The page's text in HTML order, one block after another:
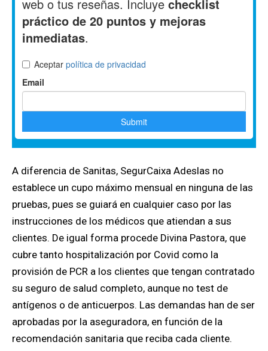
A diferencia de Sanitas, SegurCaixa Adeslas no
establece un cupo máximo mensual en ninguna de las
pruebas, pues se guiará en cualquier caso por las
instrucciones de los médicos que atiendan a sus
clientes. De igual forma procede Divina Pastora, que
cubre tanto hospitalización por Covid como la
provisión de PCR a los clientes que tengan contratado
su seguro de salud completo, aunque no test de
antígenos o de anticuerpos. Las demandas han de ser
aprobadas por la aseguradora, en función de la
recomendación sanitaria que reciba cada cliente.